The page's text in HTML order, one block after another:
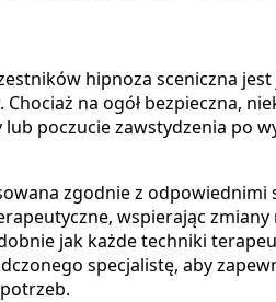
hipnoza sceniczna
na ogół bezpieczna,
poczucie zawstydzenia po
zgodnie z odpowiednimi
wspierając
jak każde techniki
specjalistę, aby